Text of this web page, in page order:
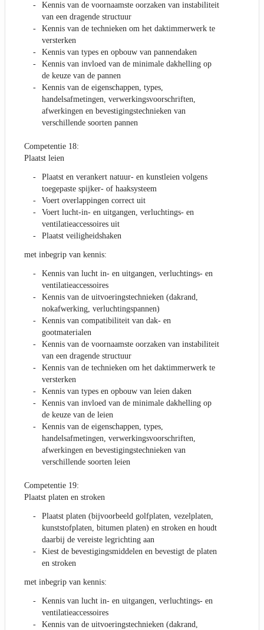
Kennis van de voornaamste oorzaken van instabiliteit
van een dragende structuur
Kennis van de technieken om het daktimmerwerk te
versterken
Kennis van types en opbouw van pannendaken
Kennis van invloed van de minimale dakhelling op
de keuze van de pannen
Kennis van de eigenschappen, types,
handelsafmetingen, verwerkingsvoorschriften,
afwerkingen en bevestigingstechnieken van
verschillende soorten pannen
Competentie 18:
Plaatst leien
Plaatst en verankert natuur- en kunstleien volgens
toegepaste spijker- of haaksysteem
Voert overlappingen correct uit
Voert lucht-in- en uitgangen, verluchtings- en
ventilatieaccessoires uit
Plaatst veiligheidshaken
met inbegrip van kennis:
Kennis van lucht in- en uitgangen, verluchtings- en
ventilatieaccessoires
Kennis van de uitvoeringstechnieken (dakrand,
nokafwerking, verluchtingspannen)
Kennis van compatibiliteit van dak- en
gootmaterialen
Kennis van de voornaamste oorzaken van instabiliteit
van een dragende structuur
Kennis van de technieken om het daktimmerwerk te
versterken
Kennis van types en opbouw van leien daken
Kennis van invloed van de minimale dakhelling op
de keuze van de leien
Kennis van de eigenschappen, types,
handelsafmetingen, verwerkingsvoorschriften,
afwerkingen en bevestigingstechnieken van
verschillende soorten leien
Competentie 19:
Plaatst platen en stroken
Plaatst platen (bijvoorbeeld golfplaten, vezelplaten,
kunststofplaten, bitumen platen) en stroken en houdt
daarbij de vereiste legrichting aan
Kiest de bevestigingsmiddelen en bevestigt de platen
en stroken
met inbegrip van kennis:
Kennis van lucht in- en uitgangen, verluchtings- en
ventilatieaccessoires
Kennis van de uitvoeringstechnieken (dakrand,